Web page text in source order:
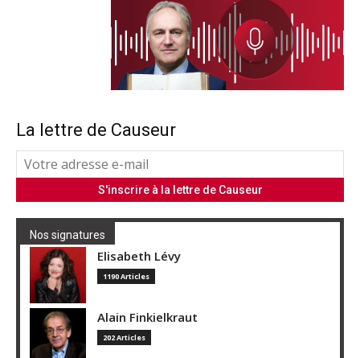
La lettre de Causeur
Nos signatures
Elisabeth Lévy
1190 Articles
Alain Finkielkraut
202 Articles